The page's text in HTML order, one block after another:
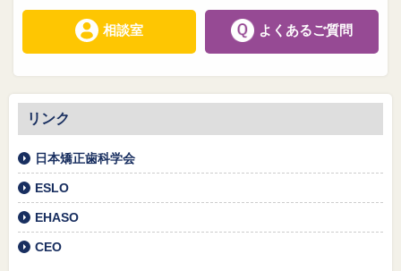
相談室 よくあるご質問
リンク
日本矯正歯科学会
ESLO
EHASO
CEO